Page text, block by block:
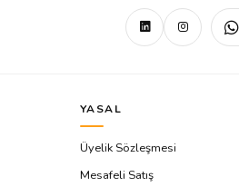
YASAL
Üyelik Sözleşmesi
Mesafeli Satış